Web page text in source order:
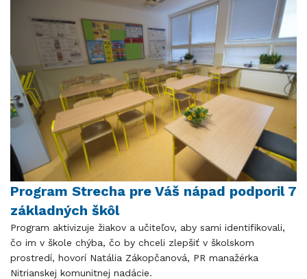
Program Strecha pre Váš nápad podporil 7
základných škôl
Program aktivizuje žiakov a učiteľov, aby sami identifikovali,
čo im v škole chýba, čo by chceli zlepšiť v školskom
prostredí, hovorí Natália Zákopčanová, PR manažérka
Nitrianskej komunitnej nadácie.